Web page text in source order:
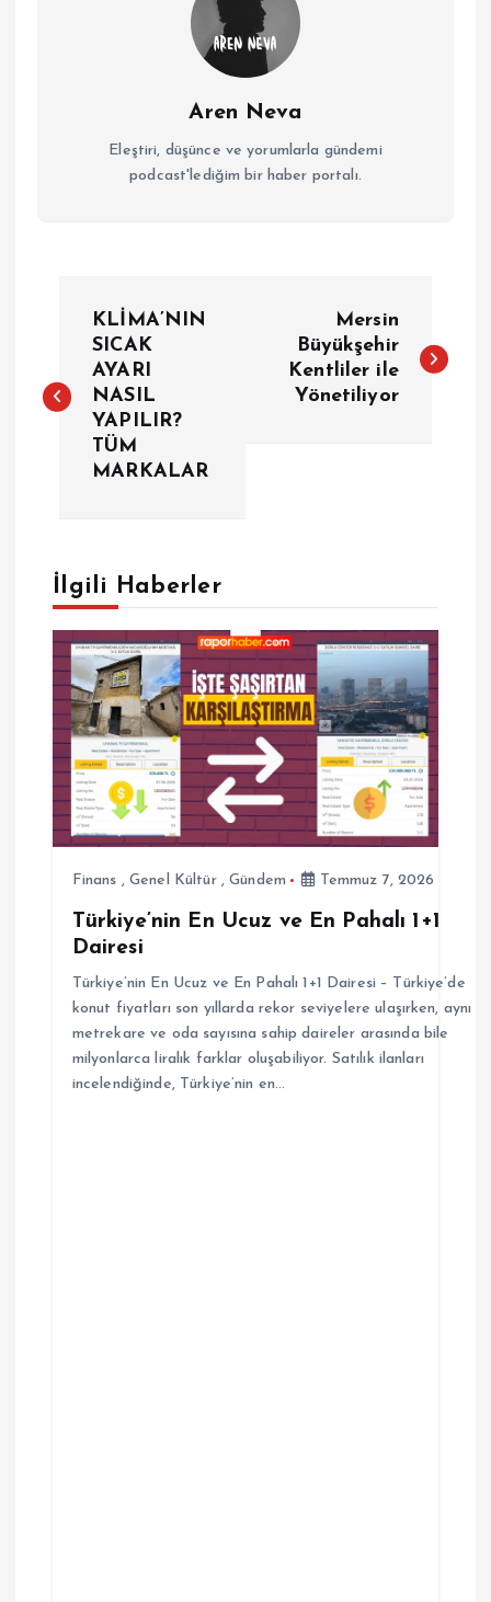
Aren Neva
Eleştiri, düşünce ve yorumlarla gündemi
podcast'lediğim bir haber portalı.
z
e
z
n
m
e
KLİMA’NIN
SICAK
AYARI
NASIL
YAPILIR?
TÜM
MARKALAR
Mersin
Büyükşehir
Kentliler ile
Yönetiliyor
İlgili Haberler
Finans ,Genel Kültür,Gündem Temmuz 7, 2026
Türkiye’nin En Ucuz ve En Pahalı 1+1
Dairesi
Türkiye’nin En Ucuz ve En Pahalı 1+1 Dairesi – Türkiye’de
konut fiyatları son yıllarda rekor seviyelere ulaşırken, aynı
metrekare ve oda sayısına sahip daireler arasında bile
milyonlarca liralık farklar oluşabiliyor. Satılık ilanları
incelendiğinde, Türkiye’nin en…